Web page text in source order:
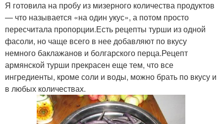
Я готовила на пробу из мизерного количества продуктов
— что называется «на один укус», а потом просто
пересчитала пропорции.Есть рецепты турши из одной
фасоли, но чаще всего в нее добавляют по вкусу
немного баклажанов и болгарского перца.Рецепт
армянской турши прекрасен еще тем, что все
ингредиенты, кроме соли и воды, можно брать по вкусу и
в любых количествах.